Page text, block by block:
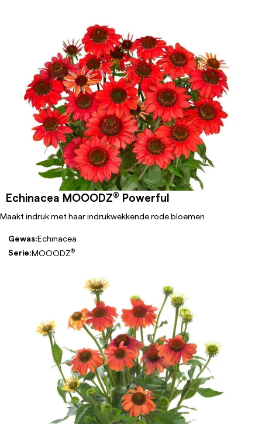
Echinacea MOOODZ® Powerful
Maakt indruk met haar indrukwekkende rode bloemen
Gewas:Echinacea
Serie:MOOODZ®